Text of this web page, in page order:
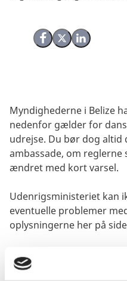
Del på Facebook
Del på X (Twitter)
Del på
Myndighederne i Belize
nedenfor gælder for
udrejse. Du bør dog altid
ambassade, om
ændret med kort varsel.
Udenrigsministeriet kan
eventuelle problemer
oplysningerne her på